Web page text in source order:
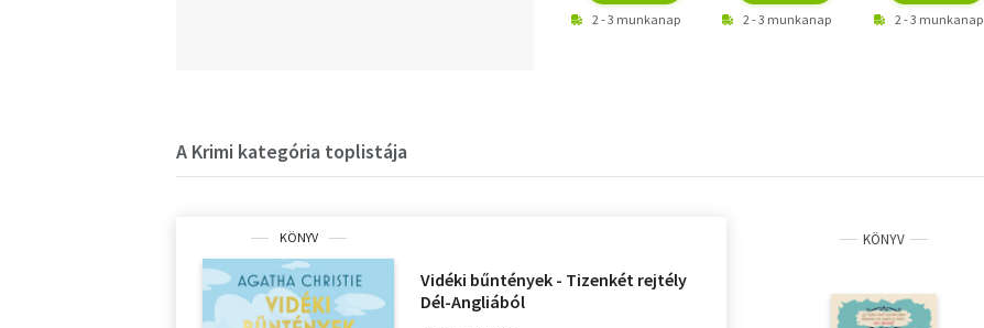
2 - 3 munkanap 2 - 3 munkanap 2 - 3 munkanap
A Krimi kategória toplistája
KÖNYV
Vidéki bűntények - Tizenkét rejtély
Dél-Angliából
KÖNYV